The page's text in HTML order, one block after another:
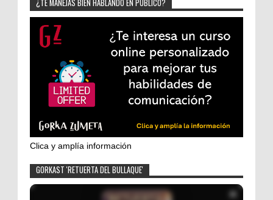
¿TE MANEJAS BIEN HABLANDO EN PÚBLICO?
Clica y amplía información
GORKAST 'RETUERTA DEL BULLAQUE'